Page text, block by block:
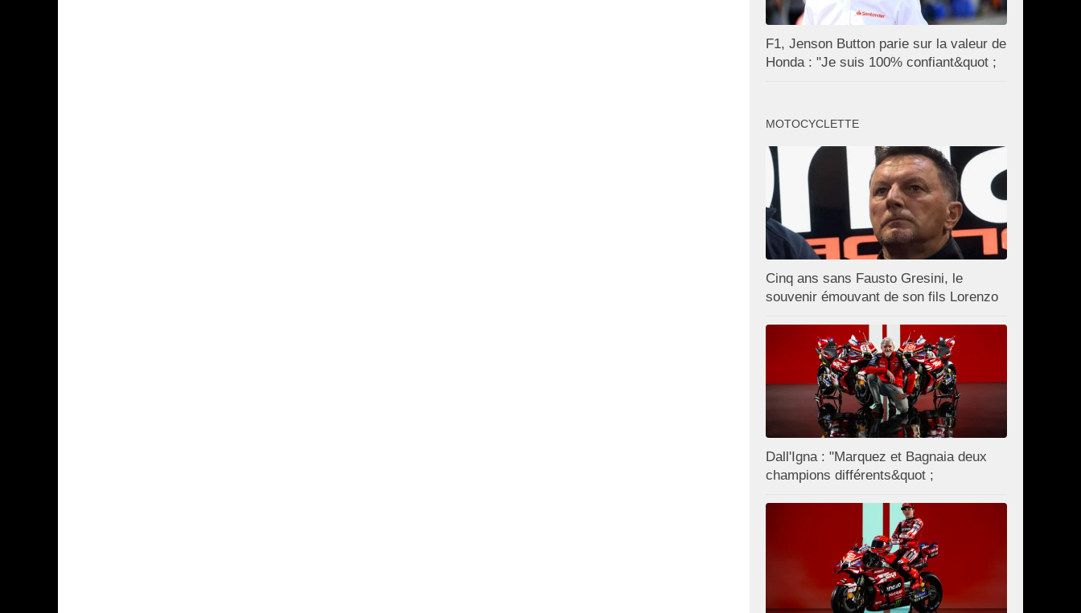
F1, Jenson Button parie sur la valeur de
Honda : "Je suis 100% confiant&quot ;
MOTOCYCLETTE
Cinq ans sans Fausto Gresini, le
souvenir émouvant de son fils Lorenzo
Dall'Igna : "Marquez et Bagnaia deux
champions différents&quot ;